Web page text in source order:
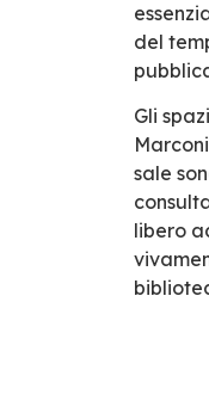
del
Gli
sale
libero